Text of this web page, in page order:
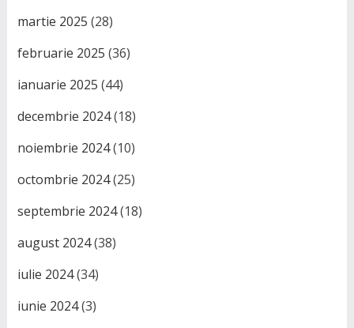
martie 2025 (28)
februarie 2025 (36)
ianuarie 2025 (44)
decembrie 2024(18)
noiembrie 2024(10)
octombrie 2024(25)
septembrie 2024(18)
august 2024(38)
iulie 2024(34)
iunie 2024(3)